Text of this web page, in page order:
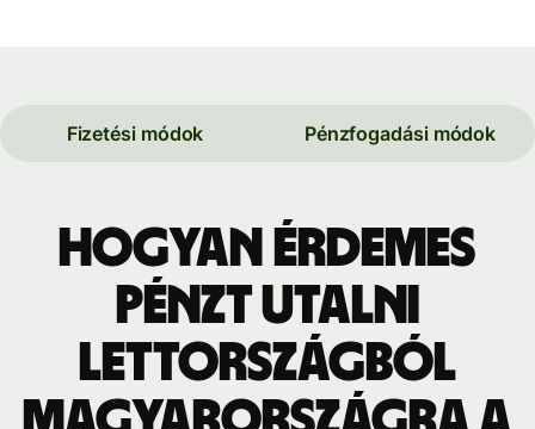
Fizetési módok Pénzfogadási módok
Hogyan érdemes
pénzt utalni
Lettországból